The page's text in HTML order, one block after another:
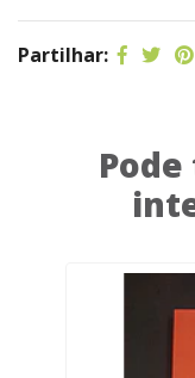
Partilhar: